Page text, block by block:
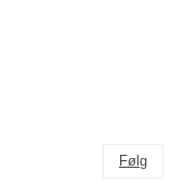
Følg